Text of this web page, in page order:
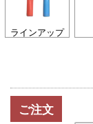
ラインアップ
ご注文